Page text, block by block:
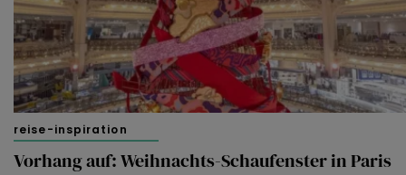
reise-inspiration
Vorhang auf: Weihnachts-Schaufenster in Paris